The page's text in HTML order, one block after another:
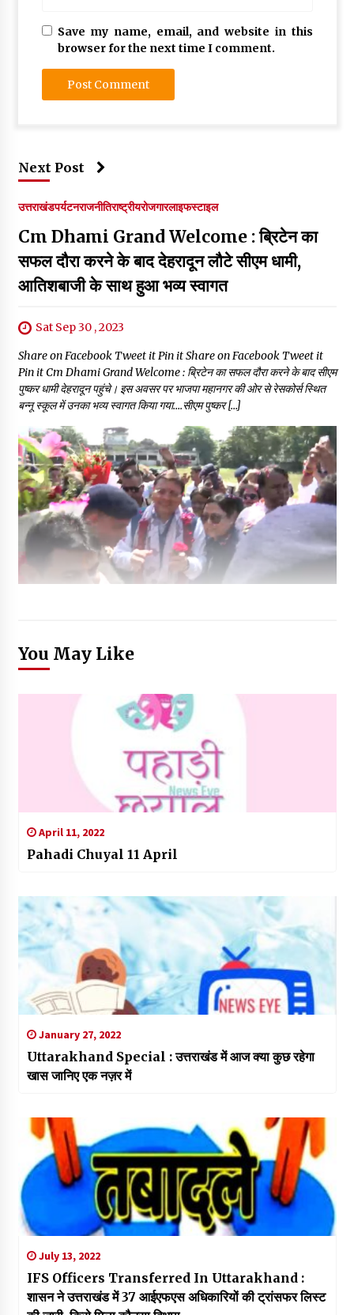
Save my name, email, and website in this
browser for the next time I comment.
Next Post
उत्तराखंडपर्यटनराजनीतिराष्ट्रीयरोजगारलाइफस्टाइल
Cm Dhami Grand Welcome : ब्रिटेन का
सफल दौरा करने के बाद देहरादून लौटे सीएम धामी,
आतिशबाजी के साथ हुआ भव्य स्वागत
Sat Sep 30 , 2023
Share on Facebook Tweet it Pin it Share on Facebook Tweet it
Pin it Cm Dhami Grand Welcome : ब्रिटेन का सफल दौरा करने के बाद सीएम
पुष्कर धामी देहरादून पहुंचे। इस अवसर पर भाजपा महानगर की ओर से रेसकोर्स स्थित
बन्नू स्कूल में उनका भव्य स्वागत किया गया….सीएम पुष्कर […]
You May Like
April 11, 2022
Pahadi Chuyal 11 April
January 27, 2022
Uttarakhand Special : उत्तराखंड में आज क्या कुछ रहेगा
खास जानिए एक नज़र में
July 13, 2022
IFS Officers Transferred In Uttarakhand :
शासन ने उत्तराखंड में 37 आईएफएस अधिकारियों की ट्रांसफर लिस्ट